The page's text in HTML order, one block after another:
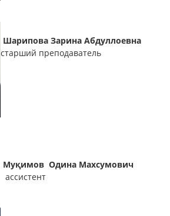
Шарипова Зарина Абдуллоевна
старший преподаватель
Муқимов Одина Махсумович
ассистент